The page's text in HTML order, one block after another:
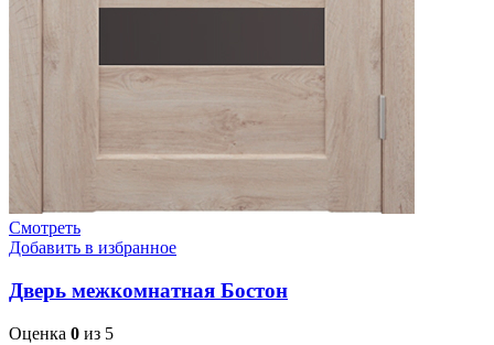
Смотреть
Добавить в избранное
Дверь межкомнатная Бостон
Оценка 0 из 5